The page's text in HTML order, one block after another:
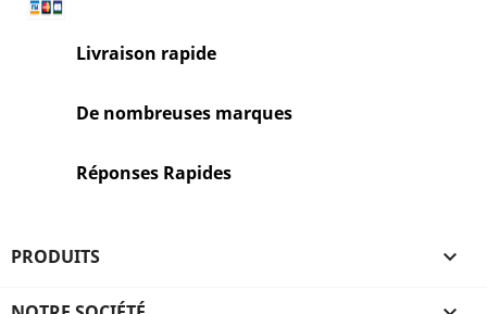
Livraison rapide
De nombreuses marques
Réponses Rapides
PRODUITS 